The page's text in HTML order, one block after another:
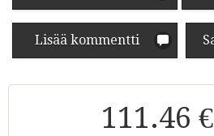
Lisää kommentti
111.46 €